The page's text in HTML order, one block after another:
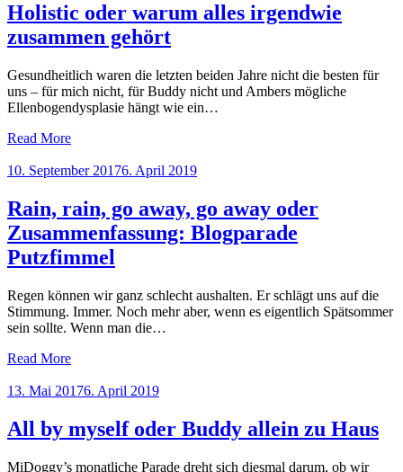
Holistic oder warum alles irgendwie
zusammen gehört
Gesundheitlich waren die letzten beiden Jahre nicht die besten für
uns – für mich nicht, für Buddy nicht und Ambers mögliche
Ellenbogendysplasie hängt wie ein…
Read More
Posted
10. September 20176. April 2019
Rain, rain, go away, go away oder
Zusammenfassung: Blogparade
Putzfimmel
Regen können wir ganz schlecht aushalten. Er schlägt uns auf die
Stimmung. Immer. Noch mehr aber, wenn es eigentlich Spätsommer
sein sollte. Wenn man die…
Read More
Posted
13. Mai 20176. April 2019
All by myself oder Buddy allein zu Haus
MiDoggy’s monatliche Parade dreht sich diesmal darum, ob wir